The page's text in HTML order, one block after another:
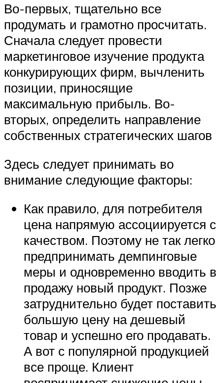
Во-первых, тщательно все
продумать и грамотно просчитать.
Сначала следует провести
маркетинговое изучение продукта
конкурирующих фирм, вычленить
позиции, приносящие
максимальную прибыль. Во-
вторых, определить направление
собственных стратегических шагов
Здесь следует принимать во
внимание следующие факторы:
Как правило, для потребителя
цена напрямую ассоциируется с
качеством. Поэтому не так легко
предпринимать демпинговые
меры и одновременно вводить в
продажу новый продукт. Позже
затруднительно будет поставить
большую цену на дешевый
товар и успешно его продавать.
А вот с популярной продукцией
все проще. Клиент